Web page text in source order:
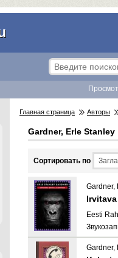
Главная страница Авторы
Gardner, Erle Stanley
Cортировать по
Gardner,
Eesti
Gardner,